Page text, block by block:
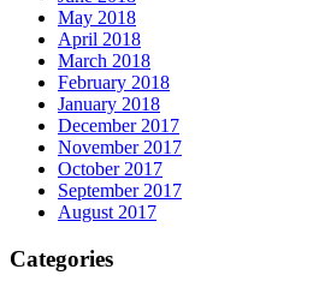
May 2018
April 2018
March 2018
February 2018
January 2018
December 2017
November 2017
October 2017
September 2017
August 2017
Categories